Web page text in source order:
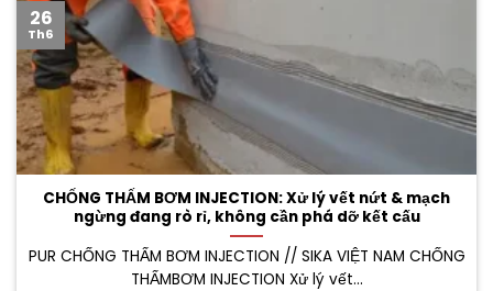
CHỐNG THẤM BƠM INJECTION: Xử lý vết nứt & mạch
ngừng đang rò rỉ, không cần phá dỡ kết cấu
PUR CHỐNG THẤM BƠM INJECTION // SIKA VIỆT NAM CHỐNG
THẤMBƠM INJECTION Xử lý vết...
26
Th6